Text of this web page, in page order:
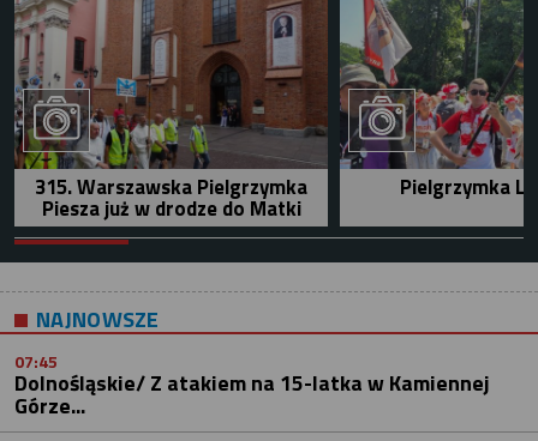
315. Warszawska Pielgrzymka
Piesza już w drodze do Matki
Pielgrzymka
NAJNOWSZE
07:45
Dolnośląskie/ Z atakiem na 15-latka w Kamiennej
Górze...